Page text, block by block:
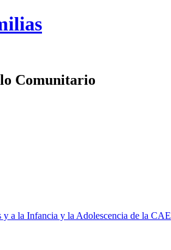
Comunitario
a la Infancia y la Adolescencia de la CAE